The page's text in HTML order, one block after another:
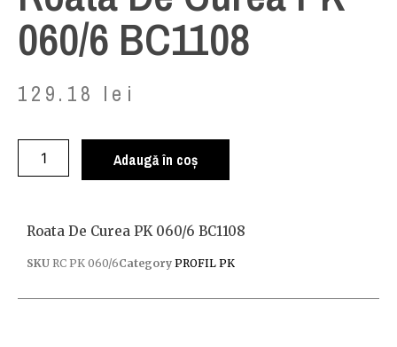
060/6 BC1108
129.18 lei
Adaugă în coș
Roata De Curea PK 060/6 BC1108
SKU RC PK 060/6Category PROFIL PK